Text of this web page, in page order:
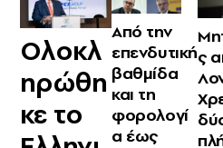
Ολοκλ
ηρώθη
κε το
Από την
επενδυτική
βαθμίδα
και τη
φορολογί
α έως
ς